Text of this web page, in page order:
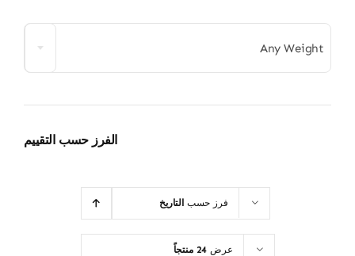
Any Weight
الفرز حسب التقييم
فرز حسبالتاريخ
عرض 24 منتجاً